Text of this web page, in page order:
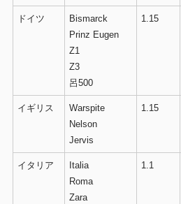
ドイツ
Bismarck
Prinz Eugen
Z1
Z3
呂500
1.15
イギリス
Warspite
Nelson
Jervis
1.15
イタリア
Italia
Roma
Zara
1.1